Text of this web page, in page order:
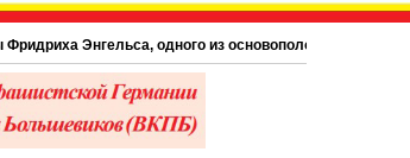
одного из основоположников научного